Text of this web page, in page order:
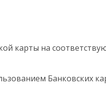
карты на
Банковских